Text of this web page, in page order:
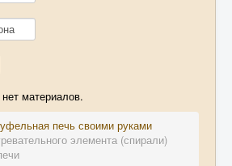
материалов.
печь своими руками
элемента (спирали)